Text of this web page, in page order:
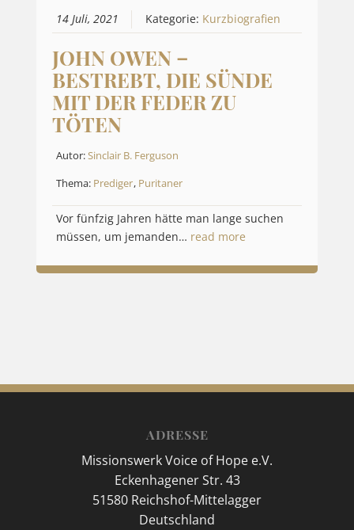
14 Juli, 2021 Kategorie: Kurzbiografien
JOHN OWEN –
BESTREBT, DIE SÜNDE
MIT DER FEDER ZU
TÖTEN
Autor:Sinclair B. Ferguson
Thema: Prediger, Puritaner
Vor fünfzig Jahren hätte man lange suchen
müssen, um jemanden… read more
ADRESSE
Missionswerk Voice of Hope e.V.
Eckenhagener Str. 43
51580 Reichshof-Mittelagger
Deutschland